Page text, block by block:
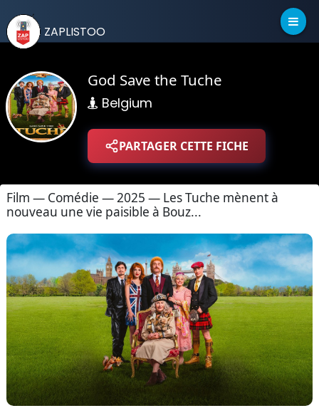
ZAPLISTOO
God Save the Tuche
Belgium
PARTAGER CETTE FICHE
Film — Comédie — 2025 — Les Tuche mènent à
nouveau une vie paisible à Bouz...